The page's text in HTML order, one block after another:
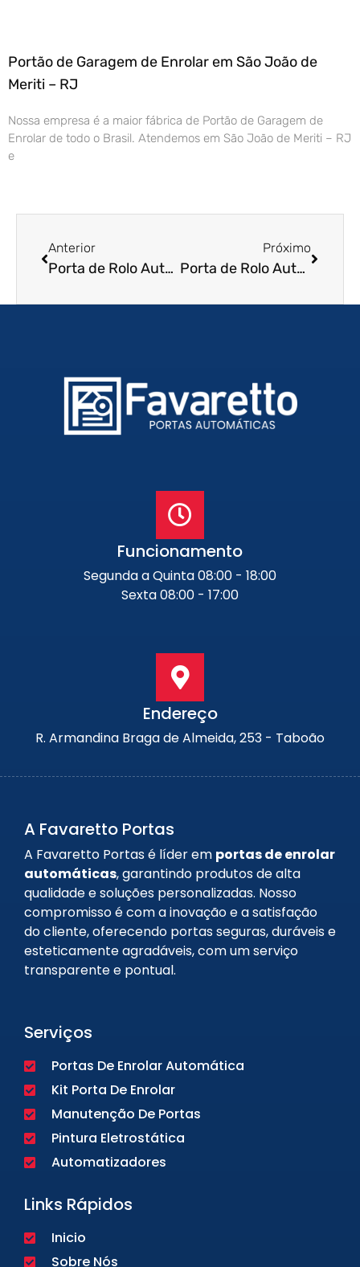
Portão de Garagem de Enrolar em São João de
Meriti – RJ
Nossa empresa é a maior fábrica de Portão de Garagem de
Enrolar de todo o Brasil. Atendemos em São João de Meriti – RJ
e
Anterior
Porta de Rolo Automática em Birigui – SP
Próximo
Porta de Rolo Automática em Jandira – SP
Funcionamento
Segunda a Quinta 08:00 - 18:00
Sexta 08:00 - 17:00
Endereço
R. Armandina Braga de Almeida, 253 - Taboão
A Favaretto Portas
A Favaretto Portas é líder em portas de enrolar
automáticas, garantindo produtos de alta
qualidade e soluções personalizadas. Nosso
compromisso é com a inovação e a satisfação
do cliente, oferecendo portas seguras, duráveis e
esteticamente agradáveis, com um serviço
transparente e pontual.
Serviços
Portas De Enrolar Automática
Kit Porta De Enrolar
Manutenção De Portas
Pintura Eletrostática
Automatizadores
Links Rápidos
Inicio
Sobre Nós